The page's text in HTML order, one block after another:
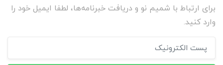
برای ارتباط با شمیم نو و دریافت خبرنامه‌ها، لطفا ایمیل خود را
وارد کنید.